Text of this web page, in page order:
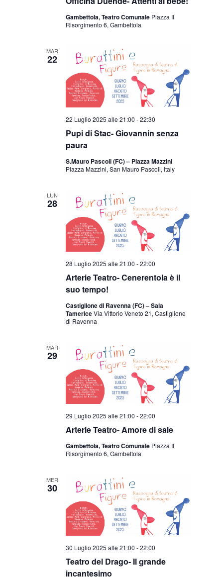
Gambettola, Teatro Comunale Piazza II
Risorgimento 6, Gambettola
MAR
22
Pupi di Stac- Giovannin senza
paura
22 Luglio 2025 alle 21:00 -22:30
S.Mauro Pascoli (FC) – Piazza Mazzini
Piazza Mazzini, San Mauro Pascoli, Italy
LUN
28
Arterie Teatro- Cenerentola è il
suo tempo!
28 Luglio 2025 alle 21:00 -22:00
Castiglione di Ravenna (FC) – Sala
TamericeVia Vittorio Veneto 21, Castiglione
di Ravenna
MAR
29
Arterie Teatro- Amore di sale
29 Luglio 2025 alle 21:00 -22:00
Gambettola, Teatro Comunale Piazza II
Risorgimento 6, Gambettola
MER
30
Teatro del Drago- Il grande
incantesimo
30 Luglio 2025 alle 21:00 -22:00